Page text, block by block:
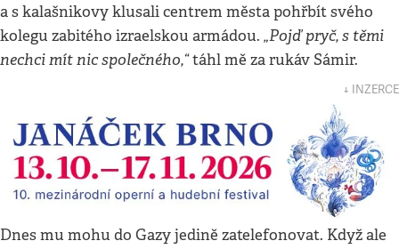
a s kalašnikovy klusali centrem města pohřbít svého
kolegu zabitého izraelskou armádou. „Pojď pryč, s těmi
nechci mít nic společného,“táhl mě za rukáv Sámir.
↓ INZERCE
Dnes mu mohu do Gazy jedině zatelefonovat. Když ale